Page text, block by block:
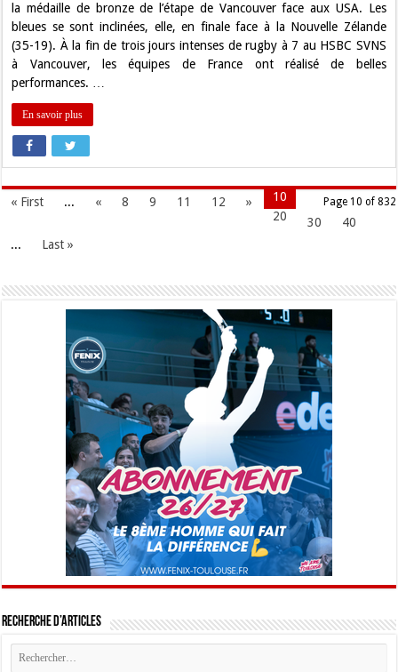
le
Bronze
la médaille de bronze de l’étape de Vancouver face aux USA. Les
bleues se sont inclinées, elle, en finale face à la Nouvelle Zélande
(35-19). À la fin de trois jours intenses de rugby à 7 au HSBC SVNS
à Vancouver, les équipes de France ont réalisé de belles
performances. …
En savoir plus
Page 10 of 832
« First ... « 8 9 10
11 12
»
20
30
40
...
Last »
Recherche d’articles